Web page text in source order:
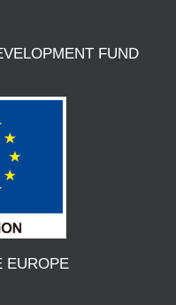
FUND
EUROPE